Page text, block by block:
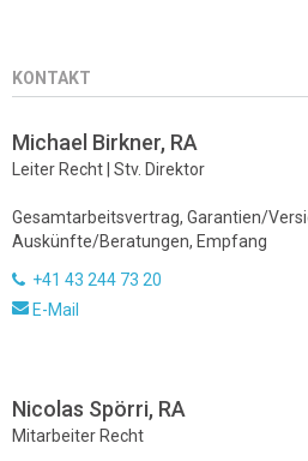
KONTAKT
Michael Birkner, RA
Leiter Recht | Stv. Direktor
Gesamtarbeitsvertrag, Garantien/
Auskünfte/Beratungen, Empfang
+41 43 244 73 20
E-Mail
Nicolas Spörri, RA
Mitarbeiter Recht